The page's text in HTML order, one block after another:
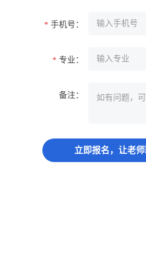
* 手机号：
* 专业：
备注：